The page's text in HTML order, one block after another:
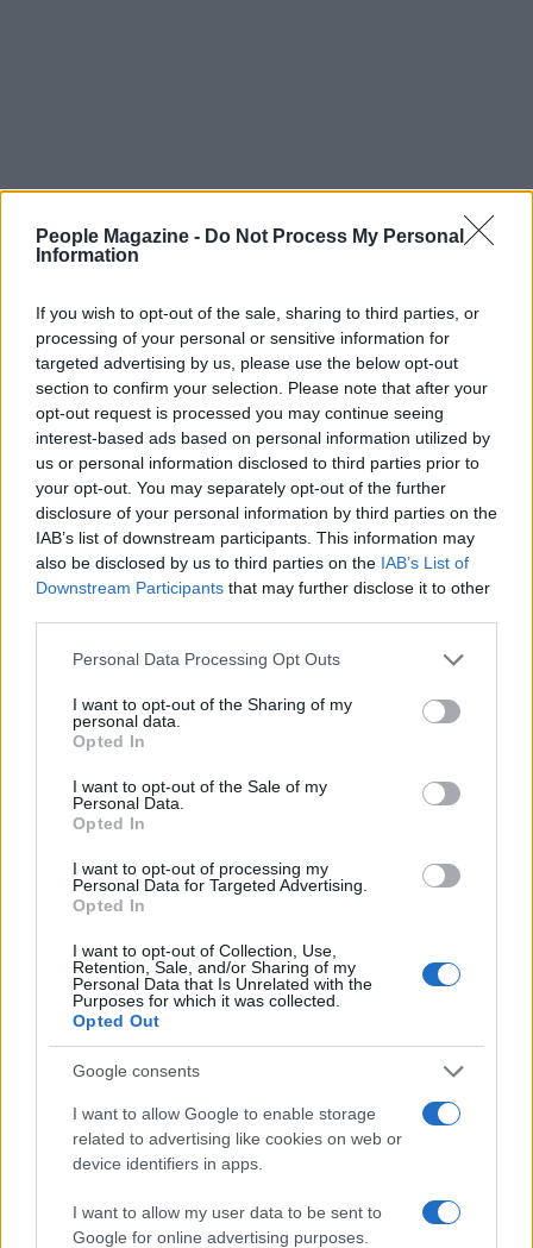
People Magazine - Do Not Process My Personal
Information
If you wish to opt-out of the sale, sharing to third parties, or
processing of your personal or sensitive information for
targeted advertising by us, please use the below opt-out
section to confirm your selection. Please note that after your
opt-out request is processed you may continue seeing
interest-based ads based on personal information utilized by
us or personal information disclosed to third parties prior to
your opt-out. You may separately opt-out of the further
disclosure of your personal information by third parties on the
IAB’s list of downstream participants. This information may
also be disclosed by us to third parties on the IAB’s List of
Downstream Participants that may further disclose it to other
Please note that this website/app uses one or more Google
not limited to your visit or usage behaviour. You may click to
grant or deny consent to Google and its third-party tags to
use your data for below specified purposes in below Google
consent section.
Personal Data Processing Opt Outs
I want to opt-out of the Sharing of my
personal data.
Opted In
I want to opt-out of the Sale of my
Personal Data.
Opted In
I want to opt-out of processing my
Personal Data for Targeted Advertising.
Opted In
I want to opt-out of Collection, Use,
Retention, Sale, and/or Sharing of my
Personal Data that Is Unrelated with the
Purposes for which it was collected.
Opted Out
Google consents
I want to allow Google to enable storage
related to advertising like cookies on web or
device identifiers in apps.
I want to allow my user data to be sent to
Google for online advertising purposes.
AUTORE
AiAdhubMedia
Continua a leggere